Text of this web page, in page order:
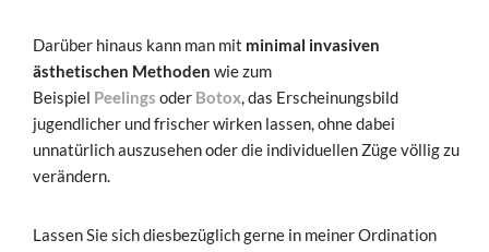
Darüber hinaus kann man mit minimal invasiven
ästhetischen Methoden wie zum
Beispiel Peelings oder Botox, das Erscheinungsbild
jugendlicher und frischer wirken lassen, ohne dabei
unnatürlich auszusehen oder die individuellen Züge völlig zu
verändern.
Lassen Sie sich diesbezüglich gerne in meiner Ordination